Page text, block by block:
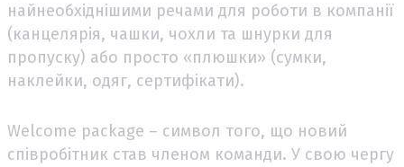
найнеобхіднішими речами для роботи в компанії
(канцелярія, чашки, чохли та шнурки для
пропуску) або просто «плюшки» (сумки,
наклейки, одяг, сертифікати).
Welcome package – символ того, що новий
співробітник став членом команди. У свою чергу